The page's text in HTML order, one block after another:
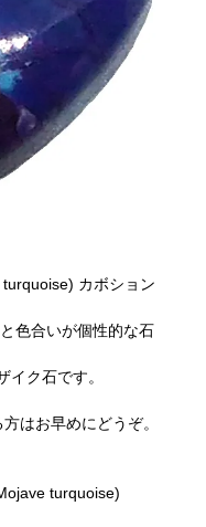
カボション
色合いが個性的な石
イク石です。
はお早めにどうぞ。
turquoise)